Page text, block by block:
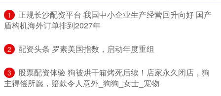
1
​正规长沙配资平台 我国中小企业生产经营回升向好 国产
盾构机海外订单排到2027年
2 ​配资头条 罗素美国指数，启动年度重组
3
​股票配资体验 狗被烘干箱烤死后续！店家永久闭店，狗
主得偿所愿，赔款令人意外_狗狗_女士_宠物